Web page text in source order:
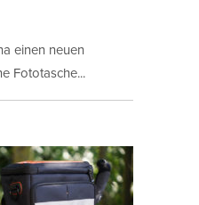
einen neuen
Fototasche...